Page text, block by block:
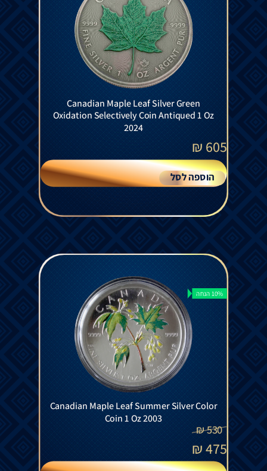
Canadian Maple Leaf Silver Green
Oxidation Selectively Coin Antiqued 1 Oz
2024
605
₪
הוספה לסל
10% הנחה
Canadian Maple Leaf Summer Silver Color
Coin 1 Oz 2003
530
₪
475
₪